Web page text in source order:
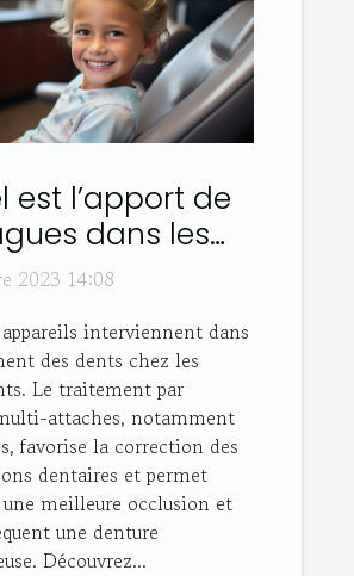
est l’apport de
dans les
dentaires
adultes ?
2023 14:08
interviennent dans
des dents chez les
Le traitement par
attaches, notamment
favorise la correction des
dentaires et permet
une meilleure occlusion et
une denture
Découvrez...